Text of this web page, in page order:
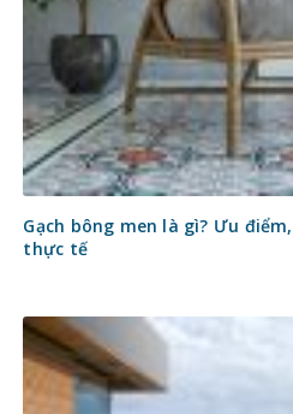
Gạch bông men là gì? Ưu
thực tế